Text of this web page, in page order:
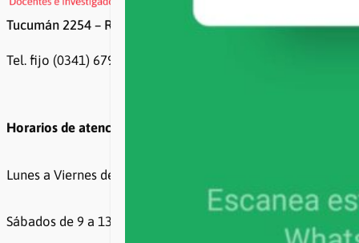
Tucumán 2254 – Rosario
Tel. fijo (0341) 6799500 / 6799499
Horarios de atención
Lunes a Viernes de 8 a 20hs
Sábados de 9 a 13hs